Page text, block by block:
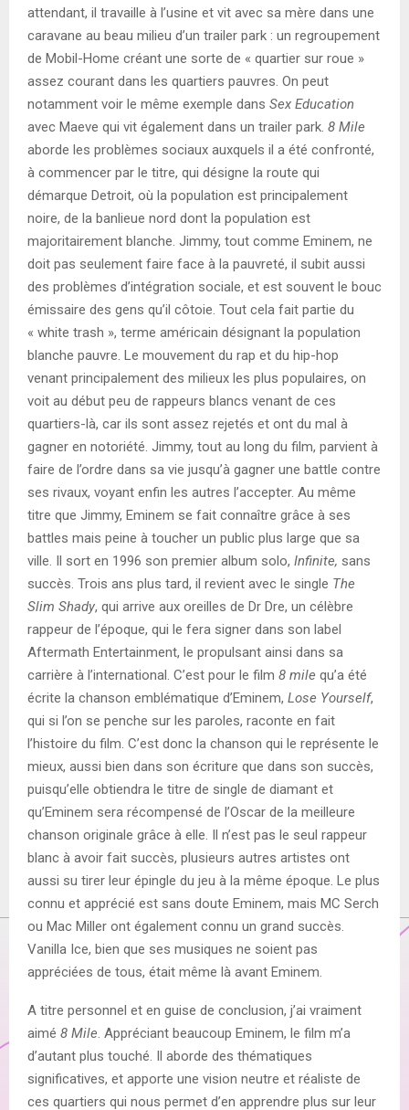
attendant, il travaille à l’usine et vit avec sa mère dans une
caravane au beau milieu d’un trailer park : un regroupement
de Mobil-Home créant une sorte de « quartier sur roue »
assez courant dans les quartiers pauvres. On peut
notamment voir le même exemple dans Sex Education
avec Maeve qui vit également dans un trailer park. 8 Mile
aborde les problèmes sociaux auxquels il a été confronté,
à commencer par le titre, qui désigne la route qui
démarque Detroit, où la population est principalement
noire, de la banlieue nord dont la population est
majoritairement blanche. Jimmy, tout comme Eminem, ne
doit pas seulement faire face à la pauvreté, il subit aussi
des problèmes d’intégration sociale, et est souvent le bouc
émissaire des gens qu’il côtoie. Tout cela fait partie du
« white trash », terme américain désignant la population
blanche pauvre. Le mouvement du rap et du hip-hop
venant principalement des milieux les plus populaires, on
voit au début peu de rappeurs blancs venant de ces
quartiers-là, car ils sont assez rejetés et ont du mal à
gagner en notoriété. Jimmy, tout au long du film, parvient à
faire de l’ordre dans sa vie jusqu’à gagner une battle contre
ses rivaux, voyant enfin les autres l’accepter. Au même
titre que Jimmy, Eminem se fait connaître grâce à ses
battles mais peine à toucher un public plus large que sa
ville. Il sort en 1996 son premier album solo, Infinite, sans
succès. Trois ans plus tard, il revient avec le single The
Slim Shady, qui arrive aux oreilles de Dr Dre, un célèbre
rappeur de l’époque, qui le fera signer dans son label
Aftermath Entertainment, le propulsant ainsi dans sa
carrière à l’international. C’est pour le film 8 mile qu’a été
écrite la chanson emblématique d’Eminem, Lose Yourself,
qui si l’on se penche sur les paroles, raconte en fait
l’histoire du film. C’est donc la chanson qui le représente le
mieux, aussi bien dans son écriture que dans son succès,
puisqu’elle obtiendra le titre de single de diamant et
qu’Eminem sera récompensé de l’Oscar de la meilleure
chanson originale grâce à elle. Il n’est pas le seul rappeur
blanc à avoir fait succès, plusieurs autres artistes ont
aussi su tirer leur épingle du jeu à la même époque. Le plus
connu et apprécié est sans doute Eminem, mais MC Serch
ou Mac Miller ont également connu un grand succès.
Vanilla Ice, bien que ses musiques ne soient pas
appréciées de tous, était même là avant Eminem.
A titre personnel et en guise de conclusion, j’ai vraiment
aimé 8 Mile . Appréciant beaucoup Eminem, le film m’a
d’autant plus touché. Il aborde des thématiques
significatives, et apporte une vision neutre et réaliste de
ces quartiers qui nous permet d’en apprendre plus sur leur